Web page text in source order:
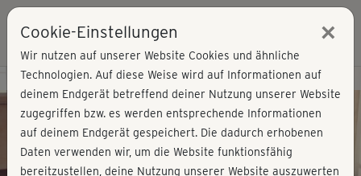
Play
Kursvorschau - Jetzt mitmachen!
Cookie-Einstellungen ×
Wir nutzen auf unserer Website Cookies und ähnliche
Technologien. Auf diese Weise wird auf Informationen auf
deinem Endgerät betreffend deiner Nutzung unserer Website
zugegriffen bzw. es werden entsprechende Informationen
auf deinem Endgerät gespeichert. Die dadurch erhobenen
Daten verwenden wir, um die Website funktionsfähig
bereitzustellen, deine Nutzung unserer Website auszuwerten